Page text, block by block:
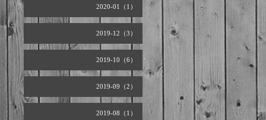
2020-01（1）
2019-12（3）
2019-10（6）
2019-09（2）
2019-08（1）